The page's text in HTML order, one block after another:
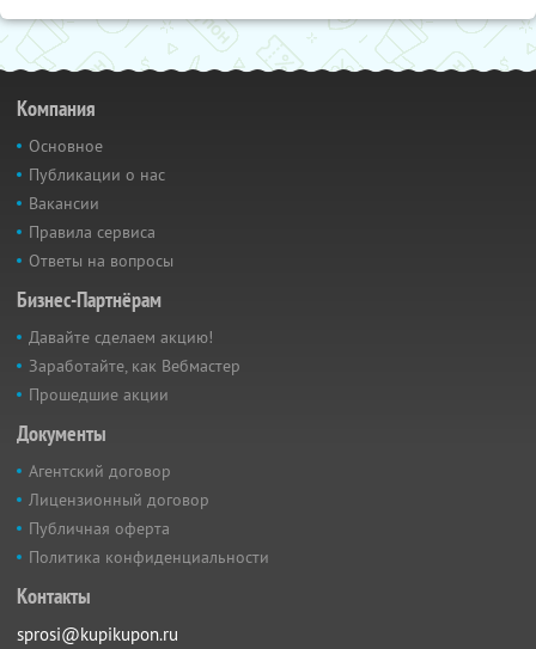
Компания
Основное
Публикации о нас
Вакансии
Правила сервиса
Ответы на вопросы
Бизнес-Партнёрам
Давайте сделаем акцию!
Заработайте, как Вебмастер
Прошедшие акции
Документы
Агентский договор
Лицензионный договор
Публичная оферта
Политика конфиденциальности
Контакты
sprosi@kupikupon.ru